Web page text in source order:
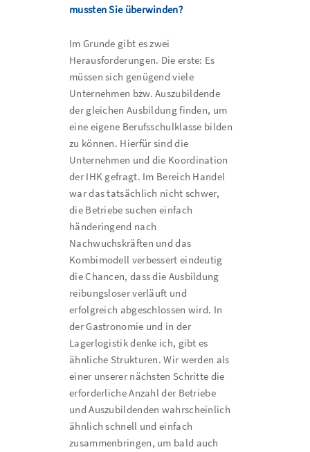
mussten Sie überwinden?
Im Grunde gibt es zwei
Herausforderungen. Die erste: Es
müssen sich genügend viele
Unternehmen bzw. Auszubildende
der gleichen Ausbildung finden, um
eine eigene Berufsschulklasse bilden
zu können. Hierfür sind die
Unternehmen und die Koordination
der IHK gefragt. Im Bereich Handel
war das tatsächlich nicht schwer,
die Betriebe suchen einfach
händeringend nach
Nachwuchskräften und das
Kombimodell verbessert eindeutig
die Chancen, dass die Ausbildung
reibungsloser verläuft und
erfolgreich abgeschlossen wird. In
der Gastronomie und in der
Lagerlogistik denke ich, gibt es
ähnliche Strukturen. Wir werden als
einer unserer nächsten Schritte die
erforderliche Anzahl der Betriebe
und Auszubildenden wahrscheinlich
ähnlich schnell und einfach
zusammenbringen, um bald auch